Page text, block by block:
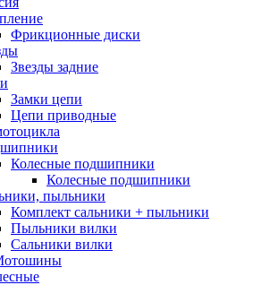
Фрикционные диски
Звезды задние
Замки цепи
Цепи приводные
Колесные подшипники
Колесные подшипники
пыльники
Комплект сальники + пыльники
Пыльники вилки
Сальники вилки